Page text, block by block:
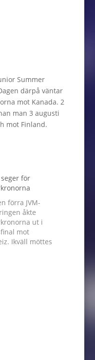
Summer
därpå väntar
mot Kanada. 2
man 3 augusti
mot Finland.
för
förra JVM-
åkte
ut i
mot
Ikväll möttes